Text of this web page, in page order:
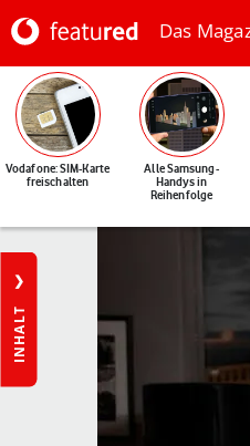
Das
Vodafone: SIM-Karte
freischalten
Alle Samsung-
Handys in
Reihenfolge
INHALT